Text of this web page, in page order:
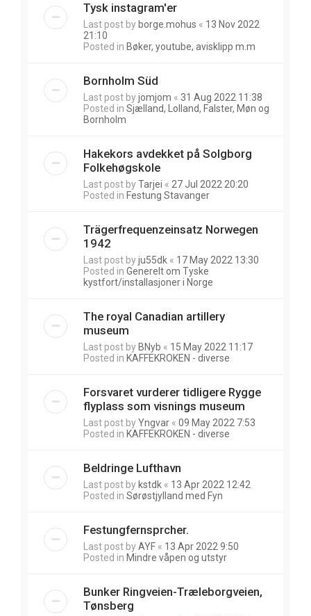
Tysk instagram'er
Last post by borge.mohus « 13 Nov 2022
21:10
Posted in Bøker, youtube, avisklipp m.m
Bornholm Süd
Last post byjomjom « 31 Aug 2022 11:38
Posted in Sjælland, Lolland, Falster, Møn og
Bornholm
Hakekors avdekket på Solgborg
Folkehøgskole
Last post byTarjei « 27 Jul 2022 20:20
Posted in Festung Stavanger
Trägerfrequenzeinsatz Norwegen
1942
Last post byju55dk « 17 May 2022 13:30
Posted in Generelt om Tyske
kystfort/installasjoner i Norge
The royal Canadian artillery
museum
Last post by BNyb « 15 May 2022 11:17
Posted in KAFFEKROKEN - diverse
Forsvaret vurderer tidligere Rygge
flyplass som visnings museum
Last post byYngvar « 09 May 2022 7:53
Posted in KAFFEKROKEN - diverse
Beldringe Lufthavn
Last post by kstdk « 13 Apr 2022 12:42
Posted in Sørøstjylland med Fyn
Festungfernsprcher.
Last post byAYF « 13 Apr 2022 9:50
Posted in Mindre våpen og utstyr
Bunker Ringveien-Træleborgveien,
Tønsberg